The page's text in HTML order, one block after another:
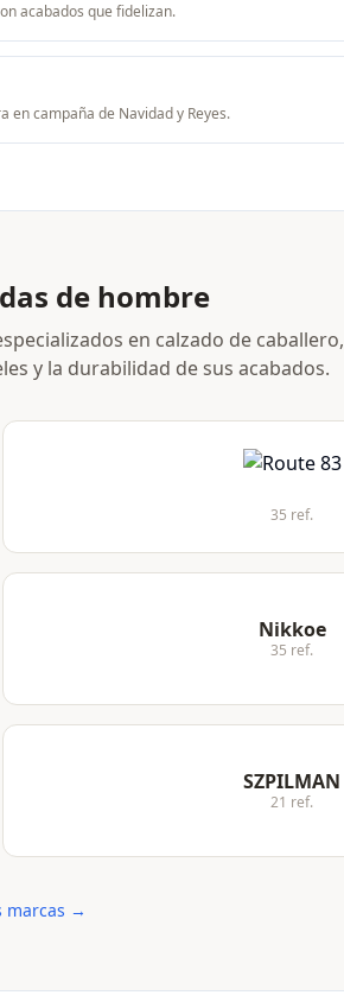
acabados que fidelizan.
en campaña de Navidad y Reyes.
de hombre
en calzado de caballero,
y la durabilidad de sus acabados.
35 ref.
Nikkoe
35 ref.
SZPILMAN
21 ref.
marcas →